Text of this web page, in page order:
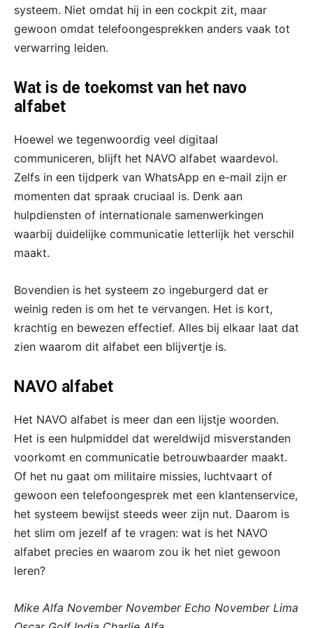
systeem. Niet omdat hij in een cockpit zit, maar
gewoon omdat telefoongesprekken anders vaak tot
verwarring leiden.
Wat is de toekomst van het navo
alfabet
Hoewel we tegenwoordig veel digitaal
communiceren, blijft het NAVO alfabet waardevol.
Zelfs in een tijdperk van WhatsApp en e-mail zijn er
momenten dat spraak cruciaal is. Denk aan
hulpdiensten of internationale samenwerkingen
waarbij duidelijke communicatie letterlijk het verschil
maakt.
Bovendien is het systeem zo ingeburgerd dat er
weinig reden is om het te vervangen. Het is kort,
krachtig en bewezen effectief. Alles bij elkaar laat dat
zien waarom dit alfabet een blijvertje is.
NAVO alfabet
Het NAVO alfabet is meer dan een lijstje woorden.
Het is een hulpmiddel dat wereldwijd misverstanden
voorkomt en communicatie betrouwbaarder maakt.
Of het nu gaat om militaire missies, luchtvaart of
gewoon een telefoongesprek met een klantenservice,
het systeem bewijst steeds weer zijn nut. Daarom is
het slim om jezelf af te vragen: wat is het NAVO
alfabet precies en waarom zou ik het niet gewoon
leren?
Mike Alfa November November Echo November Lima